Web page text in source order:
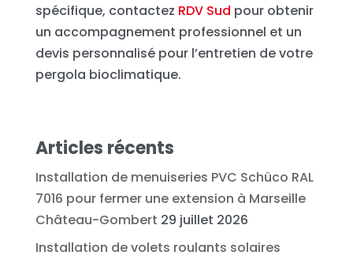
spécifique, contactez RDV Sud pour obtenir
un accompagnement professionnel et un
devis personnalisé pour l’entretien de votre
pergola bioclimatique.
Articles récents
Installation de menuiseries PVC Schüco RAL
7016 pour fermer une extension à Marseille
Château-Gombert 29 juillet 2026
Installation de volets roulants solaires